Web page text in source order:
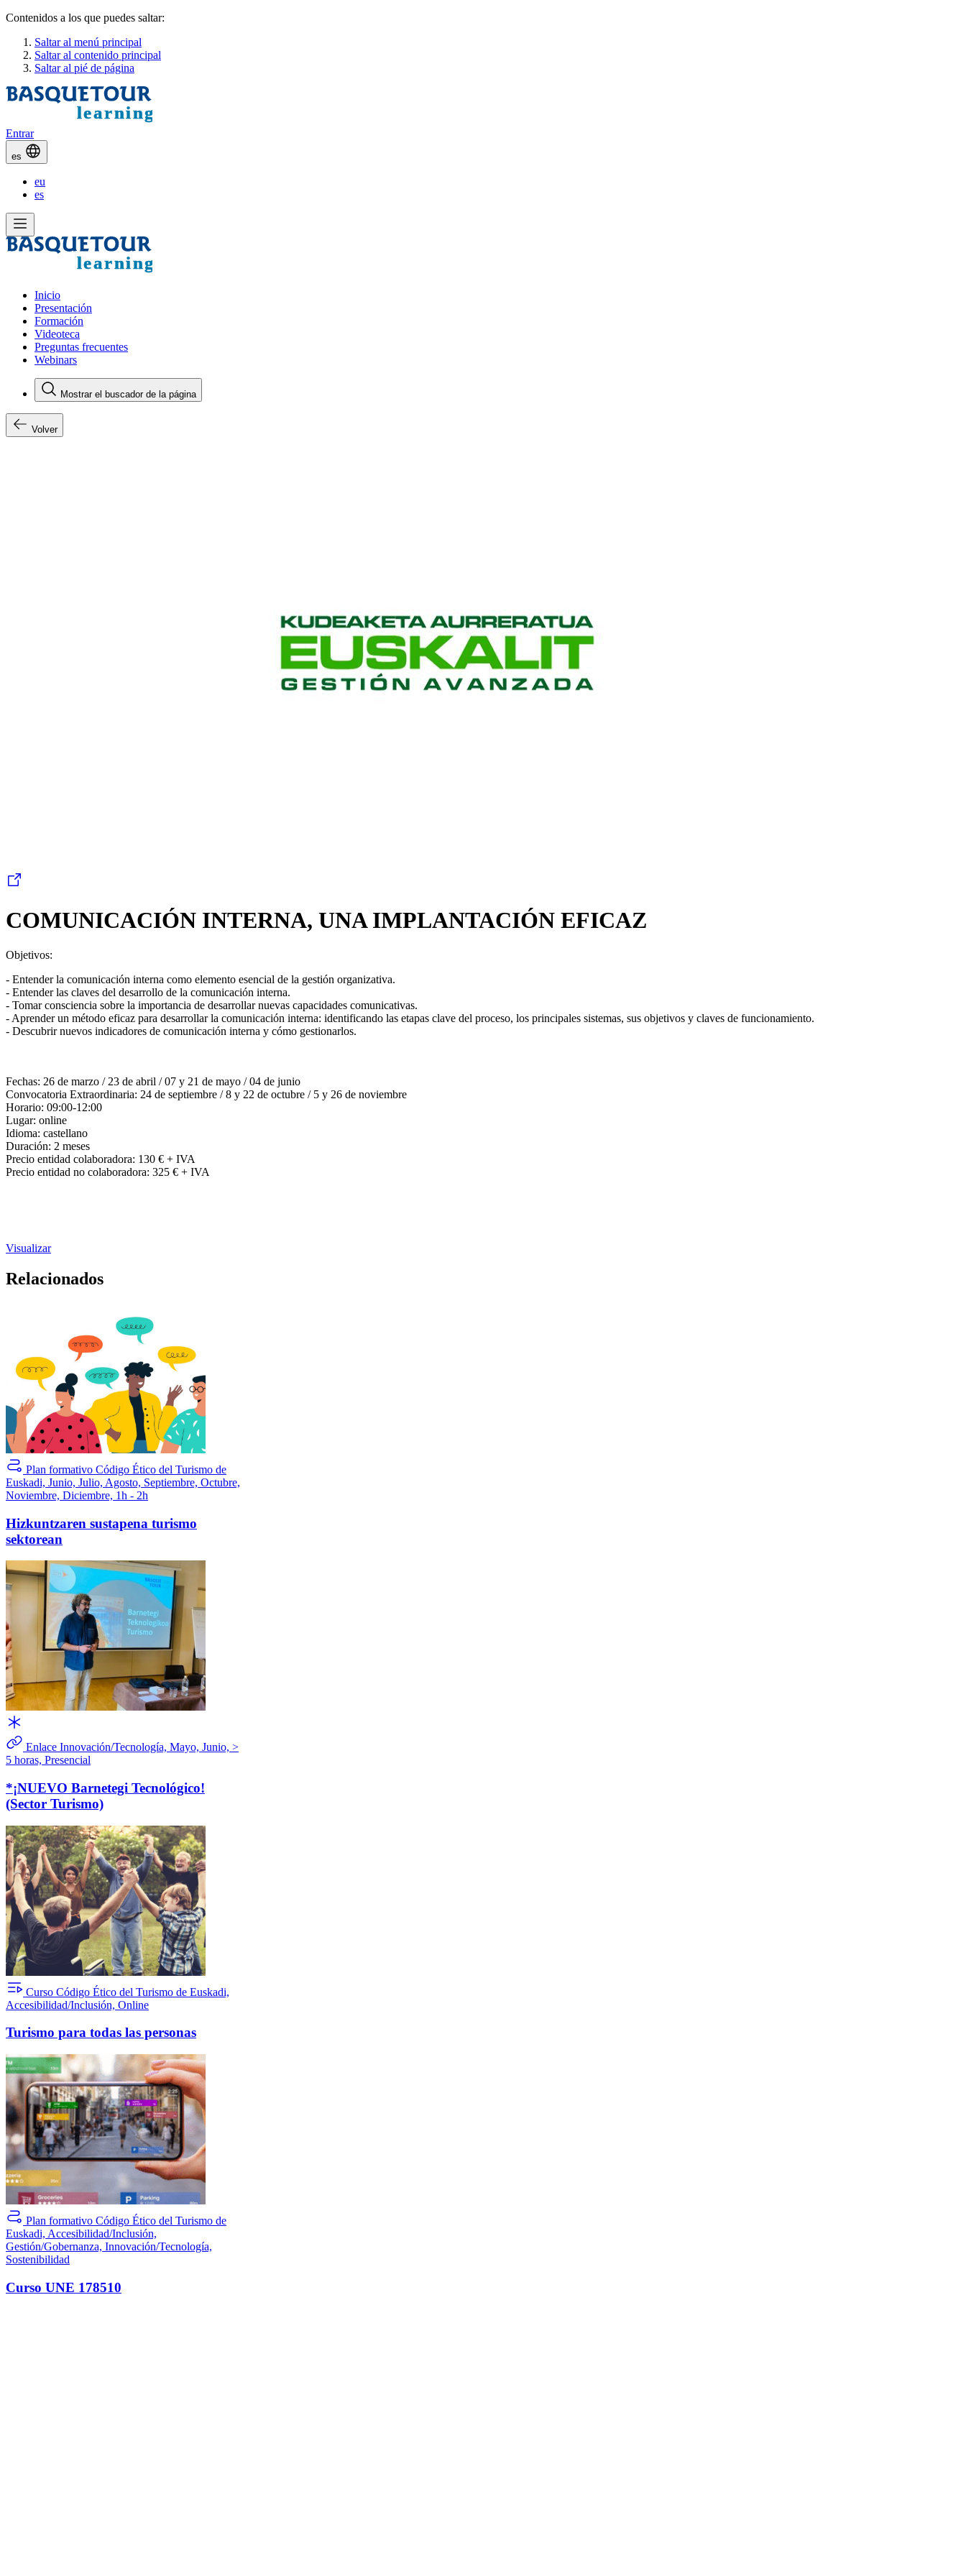
Contenidos a los que puedes saltar:
Saltar al menú principal
Saltar al contenido principal
Saltar al pié de página
Entrar
es
eu
es
Inicio
Presentación
Formación
Videoteca
Preguntas frecuentes
Webinars
Mostrar el buscador de la página
Volver
COMUNICACIÓN INTERNA, UNA IMPLANTACIÓN EFICAZ
Objetivos:
- Entender la comunicación interna como elemento esencial de la gestión organizativa.
- Entender las claves del desarrollo de la comunicación interna.
- Tomar consciencia sobre la importancia de desarrollar nuevas capacidades comunicativas.
- Aprender un método eficaz para desarrollar la comunicación interna: identificando las etapas clave del proceso, los principales sistemas, sus objetivos y claves de funcionamiento.
- Descubrir nuevos indicadores de comunicación interna y cómo gestionarlos.
Fechas: 26 de marzo / 23 de abril / 07 y 21 de mayo / 04 de junio
Convocatoria Extraordinaria: 24 de septiembre / 8 y 22 de octubre / 5 y 26 de noviembre
Horario: 09:00-12:00
Lugar: online
Idioma: castellano
Duración: 2 meses
Precio entidad colaboradora: 130 € + IVA
Precio entidad no colaboradora: 325 € + IVA
Visualizar
Relacionados
Plan formativo Código Ético del Turismo de
Euskadi, Junio, Julio, Agosto, Septiembre, Octubre,
Noviembre, Diciembre, 1h - 2h
Hizkuntzaren sustapena turismo
sektorean
Enlace Innovación/Tecnología, Mayo, Junio, >
5 horas, Presencial
*¡NUEVO Barnetegi Tecnológico!
(Sector Turismo)
Curso Código Ético del Turismo de Euskadi,
Accesibilidad/Inclusión, Online
Turismo para todas las personas
Plan formativo Código Ético del Turismo de
Euskadi, Accesibilidad/Inclusión,
Gestión/Gobernanza, Innovación/Tecnología,
Sostenibilidad
Curso UNE 178510